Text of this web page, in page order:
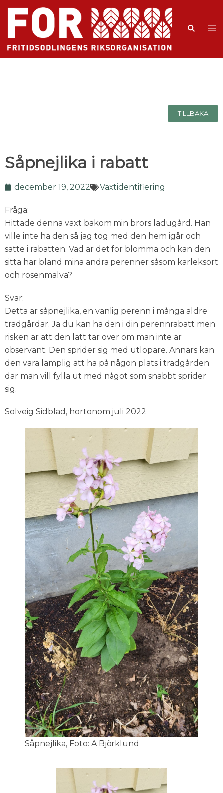
TILLBAKA
Såpnejlika i rabatt
december 19, 2022 Växtidentifiering
Fråga:
Hittade denna växt bakom min brors ladugård. Han
ville inte ha den så jag tog med den hem igår och
satte i rabatten. Vad är det för blomma och kan den
sitta här bland mina andra perenner såsom kärleksört
och rosenmalva?
Svar:
Detta är såpnejlika, en vanlig perenn i många äldre
trädgårdar. Ja du kan ha den i din perennrabatt men
risken är att den lätt tar över om man inte är
observant. Den sprider sig med utlöpare. Annars kan
den vara lämplig att ha på någon plats i trädgården
där man vill fylla ut med något som snabbt sprider
sig.
Solveig Sidblad, hortonom juli 2022
Såpnejlika, Foto: A Björklund